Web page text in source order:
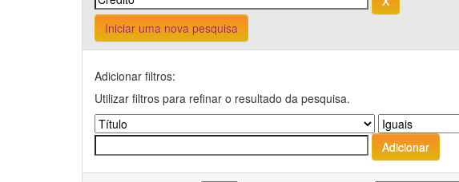
Iniciar uma nova pesquisa
Adicionar filtros:
Utilizar filtros para refinar o resultado da pesquisa.